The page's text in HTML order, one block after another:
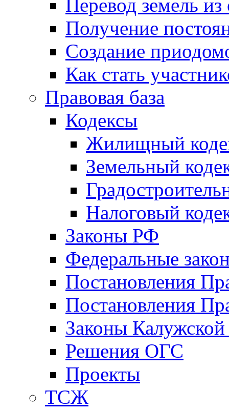
Перевод земель
Получение
Создание
Как стать
Правовая база
Кодексы
Жилищный
Земельный
Налоговый
Законы РФ
Федеральные
Постановления
Постановления
Законы Калужской
Решения ОГС
Проекты
ТСЖ